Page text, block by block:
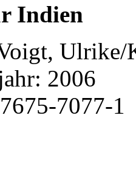
Indien
Ulrike/
2006
7077-1